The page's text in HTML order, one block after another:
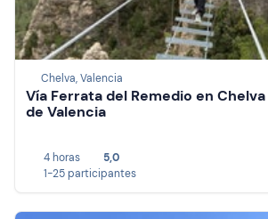
Chelva, Valencia
Vía Ferrata del Remedio en
de Valencia
4 horas
5,0
1-25 participantes